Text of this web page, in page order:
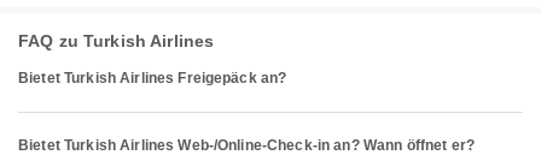
FAQ zu Turkish Airlines
Bietet Turkish Airlines Freigepäck an?
Bietet Turkish Airlines Web-/Online-Check-in an? Wann öffnet er?